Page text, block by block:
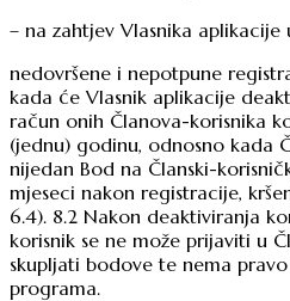
– na zahtjev Vlasnika aplikacije
nedovršene i nepotpune
kada će Vlasnik aplikacije
račun onih Članova-korisnika
(jednu) godinu, odnosno kada
nijedan Bod na Članski-
mjeseci nakon registracije,
6.4). 8.2 Nakon deaktiviranja
korisnik se ne može prijaviti u
skupljati bodove te nema
programa.